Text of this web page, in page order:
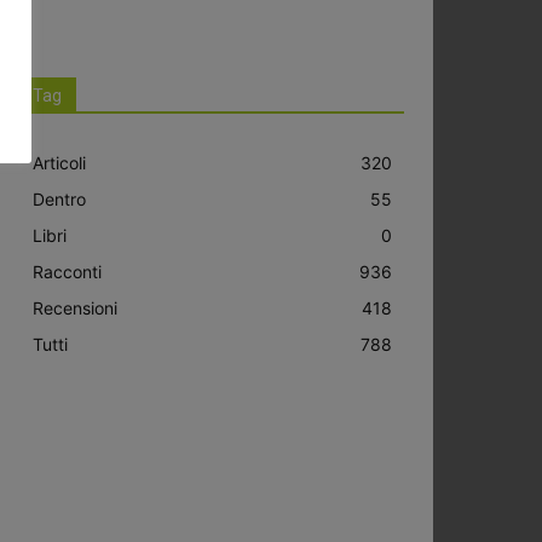
Tag
Articoli
320
Dentro
55
Libri
0
Racconti
936
Recensioni
418
Tutti
788